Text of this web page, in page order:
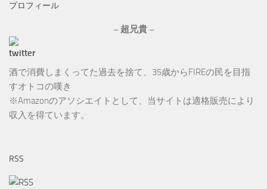
イ
プロフィール
– 超兄貴 –
酒で消費しまくってた過去を捨て、35歳からFIREの民を目指
すオトコの嘆き
※Amazonのアソシエイトとして、当サイトは適格販売により
収入を得ています。
RSS